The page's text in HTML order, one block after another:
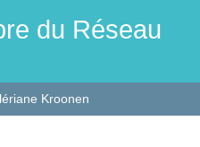
du Réseau
Kroonen